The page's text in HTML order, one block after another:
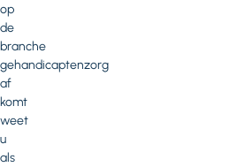
op
de
branche
gehandicaptenzorg
af
komt
weet
u
als